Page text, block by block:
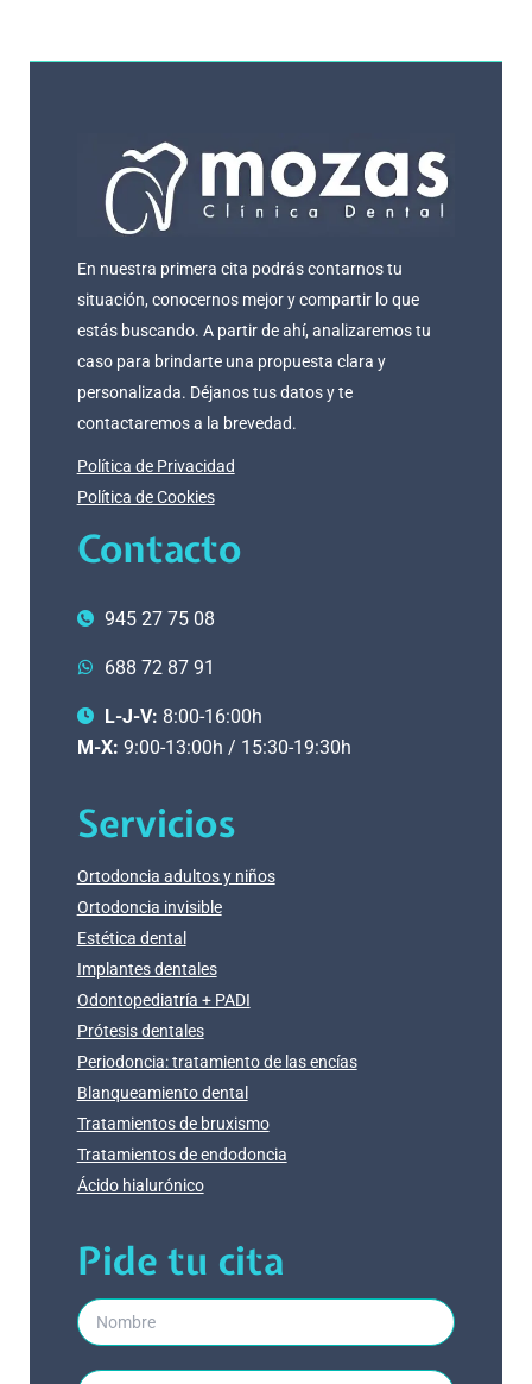
En nuestra primera cita podrás contarnos tu
situación, conocernos mejor y compartir lo que
estás buscando. A partir de ahí, analizaremos tu
caso para brindarte una propuesta clara y
personalizada. Déjanos tus datos y te
contactaremos a la brevedad.
Política de Privacidad
Política de Cookies
Contacto
945 27 75 08
688 72 87 91
L-J-V: 8:00-16:00h
M-X: 9:00-13:00h / 15:30-19:30h
Servicios
Ortodoncia adultos y niños
Ortodoncia invisible
Estética dental
Implantes dentales
Odontopediatría + PADI
Prótesis dentales
Periodoncia: tratamiento de las encías
Blanqueamiento dental
Tratamientos de bruxismo
Tratamientos de endodoncia
Ácido hialurónico
Pide tu cita